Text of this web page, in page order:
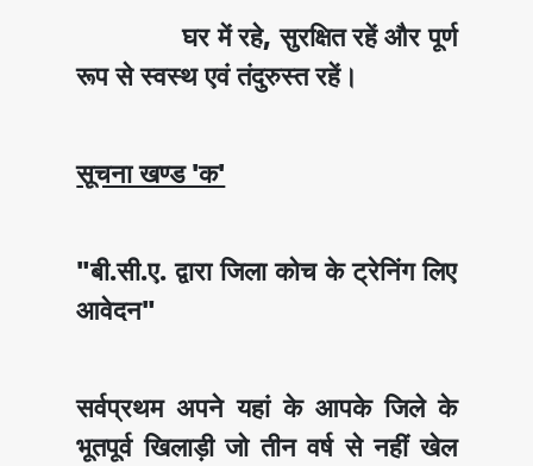
घर में रहे, सुरक्षित रहें और पूर्ण
रूप से स्वस्थ एवं तंदुरुस्त रहें।
सूचना खण्ड 'क'
"बी.सी.ए. द्वारा जिला कोच के ट्रेनिंग लिए
आवेदन"
सर्वप्रथम अपने यहां के आपके जिले के
भूतपूर्व खिलाड़ी जो तीन वर्ष से नहीं खेल